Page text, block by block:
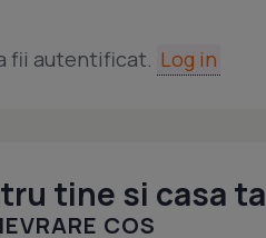
fii autentificat. Log in
tine si casa ta
COS